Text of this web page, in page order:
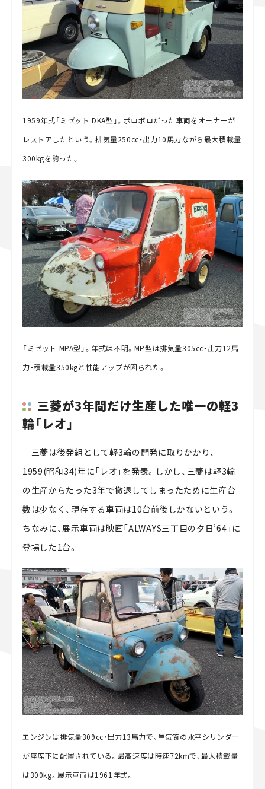
1959年式「ミゼット DKA型」。ボロボロだった車両をオーナーが
レストアしたという。排気量250cc・出力10馬力ながら最大積載量
300kgを誇った。
「ミゼット MPA型」。年式は不明。MP型は排気量305cc・出力12馬
力・積載量350kgと性能アップが図られた。
三菱が3年間だけ生産した唯一の軽3
輪「レオ」
三菱は後発組として軽3輪の開発に取りかかり、
1959(昭和34)年に「レオ」を発表。しかし、三菱は軽3輪
の生産からたった3年で撤退してしまったために生産台
数は少なく、現存する車両は10台前後しかないという。
ちなみに、展示車両は映画「ALWAYS三丁目の夕日’64」に
登場した1台。
エンジンは排気量309cc・出力13馬力で、単気筒の水平シリンダー
が座席下に配置されている。最高速度は時速72kmで、最大積載量
は300kg。展示車両は1961年式。